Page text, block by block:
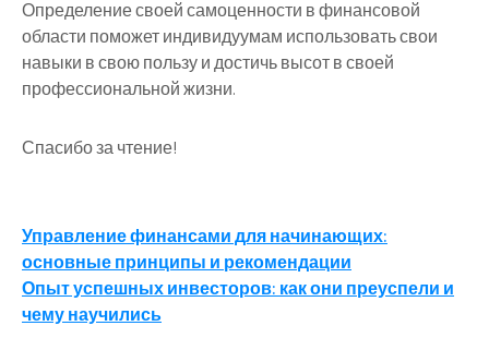
Определение своей самоценности в финансовой
области поможет индивидуумам использовать свои
навыки в свою пользу и достичь высот в своей
профессиональной жизни.
Спасибо за чтение!
Навигация
по
записям
Управление финансами для начинающих:
основные принципы и рекомендации
Опыт успешных инвесторов: как они преуспели и
чему научились